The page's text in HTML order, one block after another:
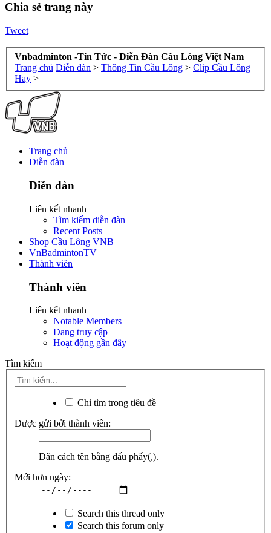
Chia sẻ trang này
Tweet
Vnbadminton -Tin Tức - Diễn Đàn Cầu Lông Việt Nam
Trang chủ Diễn đàn > Thông Tin Cầu Lông > Clip Cầu Lông
Hay >
Trang chủ
Diễn đàn
Diễn đàn
Liên kết nhanh
Tìm kiếm diễn đàn
Recent Posts
Shop Cầu Lông VNB
VnBadmintonTV
Thành viên
Thành viên
Liên kết nhanh
Notable Members
Đang truy cập
Hoạt động gần đây
Tìm kiếm
Chỉ tìm trong tiêu đề
Được gửi bởi thành viên:
Dãn cách tên bằng dấu phẩy(,).
Mới hơn ngày:
Search this thread only
Search this forum only